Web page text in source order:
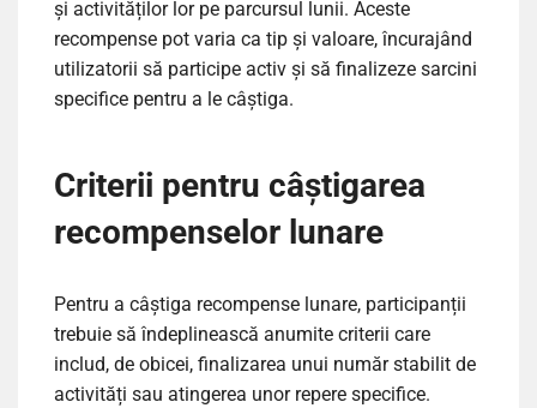
și activităților lor pe parcursul lunii. Aceste
recompense pot varia ca tip și valoare, încurajând
utilizatorii să participe activ și să finalizeze sarcini
specifice pentru a le câștiga.
Criterii pentru câștigarea
recompenselor lunare
Pentru a câștiga recompense lunare, participanții
trebuie să îndeplinească anumite criterii care
includ, de obicei, finalizarea unui număr stabilit de
activități sau atingerea unor repere specifice.